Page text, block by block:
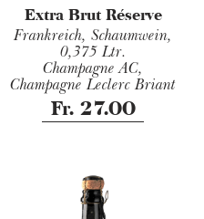
Extra Brut Réserve
Frankreich, Schaumwein,
0,375 Ltr.
Champagne AC,
Champagne Leclerc Briant
Fr. 27.00